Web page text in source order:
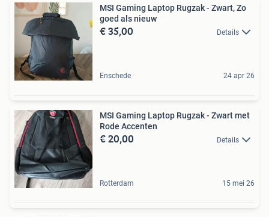
MSI Gaming Laptop Rugzak - Zwart, Zo
goed als nieuw
€ 35,00 Details
Enschede 24 apr 26
MSI Gaming Laptop Rugzak - Zwart met
Rode Accenten
€ 20,00 Details
Rotterdam 15 mei 26